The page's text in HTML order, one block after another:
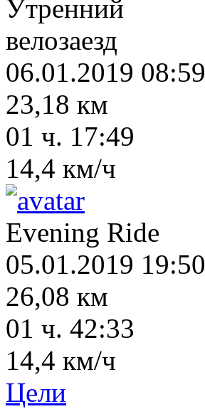
Утренний
велозаезд
06.01.2019 08:59
23,18 км
01 ч. 17:49
14,4 км/ч
Evening Ride
05.01.2019 19:50
26,08 км
01 ч. 42:33
14,4 км/ч
Цели